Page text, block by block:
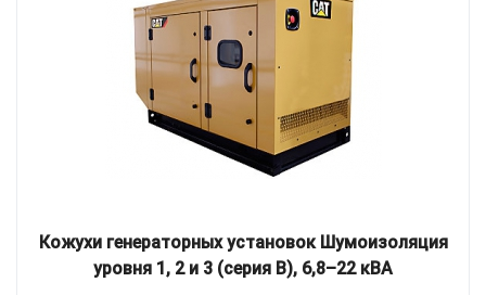
Кожухи генераторных установок Шумоизоляция
уровня 1, 2 и 3 (серия B), 6,8–22 кВА